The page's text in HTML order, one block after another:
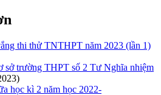
thi thử TNTHPT năm 2023 (lần 1)
sở trường THPT số 2 Tư Nghĩa nhiệm
học kì 2 năm học 2022-